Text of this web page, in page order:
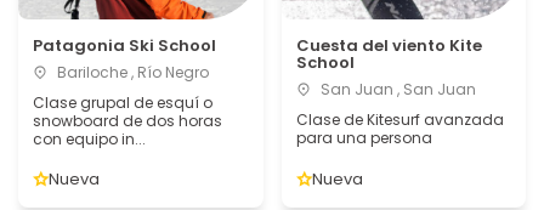
Patagonia Ski School
Bariloche , Río Negro
Clase grupal de esquí o
snowboard de dos horas
con equipo in...
Nueva
Cuesta del viento Kite
School
San Juan , San Juan
Clase de Kitesurf avanzada
para una persona
Nueva